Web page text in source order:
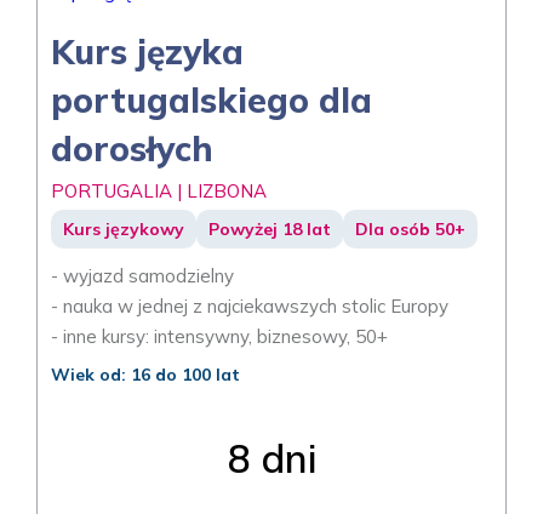
Kurs języka
portugalskiego dla
dorosłych
PORTUGALIA | LIZBONA
Kurs językowy Powyżej 18 lat Dla osób 50+
- wyjazd samodzielny
- nauka w jednej z najciekawszych stolic Europy
- inne kursy: intensywny, biznesowy, 50+
Wiek od: 16 do 100 lat
8 dni